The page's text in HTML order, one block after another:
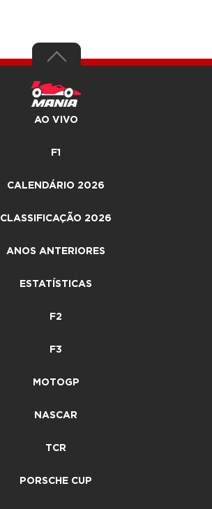
AO VIVO
F1
CALENDÁRIO 2026
CLASSIFICAÇÃO 2026
ANOS ANTERIORES
ESTATÍSTICAS
F2
F3
MOTOGP
NASCAR
TCR
PORSCHE CUP